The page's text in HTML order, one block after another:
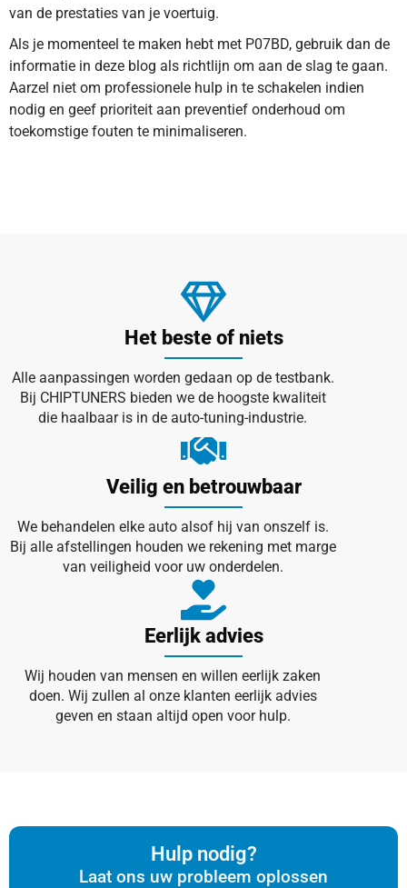
van de prestaties van je voertuig.
Als je momenteel te maken hebt met P07BD, gebruik dan de
informatie in deze blog als richtlijn om aan de slag te gaan.
Aarzel niet om professionele hulp in te schakelen indien
nodig en geef prioriteit aan preventief onderhoud om
toekomstige fouten te minimaliseren.
Het beste of niets
Alle aanpassingen worden gedaan op de testbank.
Bij CHIPTUNERS bieden we de hoogste kwaliteit
die haalbaar is in de auto-tuning-industrie.
Veilig en betrouwbaar
We behandelen elke auto alsof hij van onszelf is.
Bij alle afstellingen houden we rekening met marge
van veiligheid voor uw onderdelen.
Eerlijk advies
Wij houden van mensen en willen eerlijk zaken
doen. Wij zullen al onze klanten eerlijk advies
geven en staan altijd open voor hulp.
Hulp nodig?
Laat ons uw probleem oplossen